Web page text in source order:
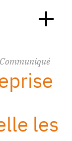
Communiqué
les